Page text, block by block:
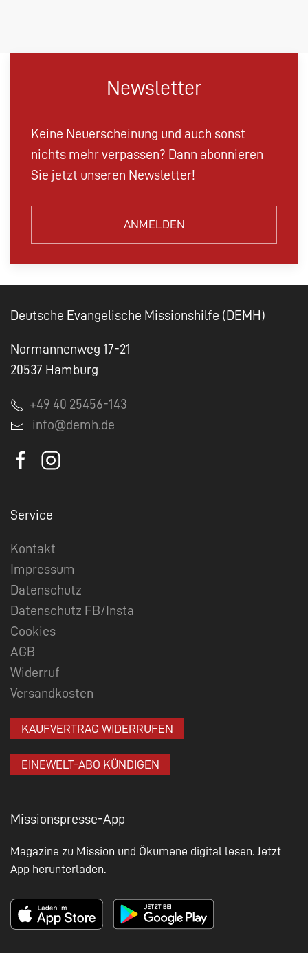
Newsletter
Keine Neuerscheinung und auch sonst
nichts mehr verpassen? Dann abonnieren
Sie jetzt unseren Newsletter!
ANMELDEN
Deutsche Evangelische Missionshilfe (DEMH)
Normannenweg 17-21
20537 Hamburg
+49 40 25456-143
info@demh.de
Service
Kontakt
Impressum
Datenschutz
Datenschutz FB/Insta
Cookies
AGB
Widerruf
Versandkosten
KAUFVERTRAG WIDERRUFEN
EINEWELT-ABO KÜNDIGEN
Missionspresse-App
Magazine zu Mission und Ökumene digital lesen. Jetzt
App herunterladen.